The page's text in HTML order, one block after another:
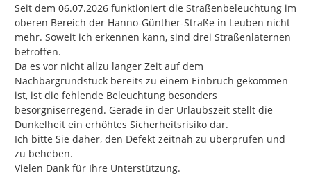
Seit dem 06.07.2026 funktioniert die Straßenbeleuchtung im
oberen Bereich der Hanno-Günther-Straße in Leuben nicht
mehr. Soweit ich erkennen kann, sind drei Straßenlaternen
betroffen.
Da es vor nicht allzu langer Zeit auf dem
Nachbargrundstück bereits zu einem Einbruch gekommen
ist, ist die fehlende Beleuchtung besonders
besorgniserregend. Gerade in der Urlaubszeit stellt die
Dunkelheit ein erhöhtes Sicherheitsrisiko dar.
Ich bitte Sie daher, den Defekt zeitnah zu überprüfen und
zu beheben.
Vielen Dank für Ihre Unterstützung.